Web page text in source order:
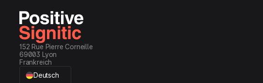
152 Rue Pierre Corneille
69003 Lyon
Frankreich
Deutsch